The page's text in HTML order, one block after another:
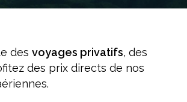
des voyages privatifs, des
des prix directs de nos